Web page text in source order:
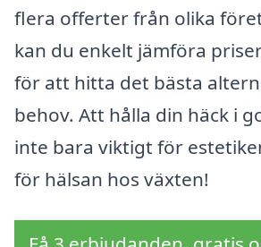
flera offerter från olika
kan du enkelt jämföra
för att hitta det bästa
behov. Att hålla din häck i
inte bara viktigt för
för hälsan hos växten!